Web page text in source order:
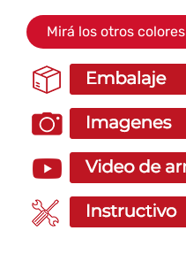
Mirá los otros colores